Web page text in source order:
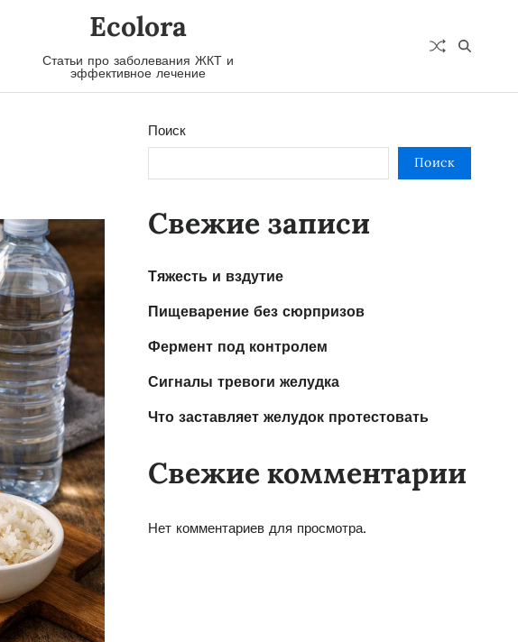
Ecolora
Статьи про заболевания ЖКТ и
эффективное лечение
Поиск
Поиск
Свежие записи
Тяжесть и вздутие
Пищеварение без сюрпризов
Фермент под контролем
Сигналы тревоги желудка
Что заставляет желудок протестовать
Свежие комментарии
Нет комментариев для просмотра.